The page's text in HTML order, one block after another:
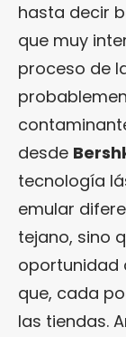
hasta decir
que muy
proceso de
desde
tecnología
emular
tejano, sino
oportunidad
que, cada
las tiendas.